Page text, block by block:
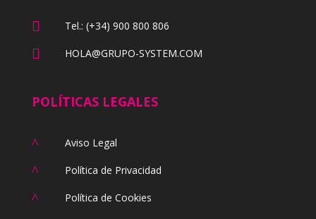
 Tel.: (+34) 900 800 806
 HOLA@GRUPO-SYSTEM.COM
POLÍTICAS LEGALES
^ Aviso Legal
^ Política de Privacidad
^ Política de Cookies